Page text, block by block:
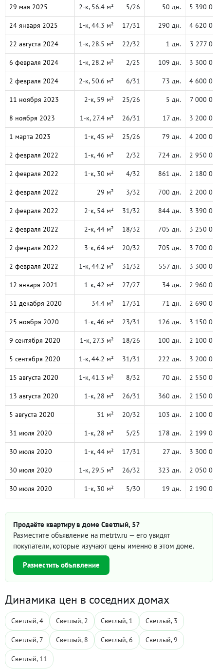
29 мая 2025 2-к, 56.4 м² 5/26 50 дн. 5 390
24 января 2025 1-к, 44.3 м² 17/31 290 дн. 4 620
22 августа 2024 1-к, 28.5 м² 22/32 1 дн. 3 277
6 февраля 2024 1-к, 28.2 м² 2/25 109 дн. 3 300
2 февраля 2024 2-к, 50.6 м² 6/31 73 дн. 4 600
11 ноября 2023 2-к, 59 м² 25/26 5 дн. 7 000
8 ноября 2023 1-к, 27.4 м² 26/31 17 дн. 3 200
1 марта 2023 1-к, 45 м² 25/26 79 дн. 4 200
2 февраля 2022 1-к, 46 м² 2/32 724 дн. 2 950
2 февраля 2022 1-к, 30 м² 4/32 861 дн. 2 180
2 февраля 2022 29 м² 3/32 700 дн. 2 200
2 февраля 2022 2-к, 54 м² 31/32 844 дн. 3 390
2 февраля 2022 2-к, 44 м² 18/32 705 дн. 3 250
2 февраля 2022 3-к, 64 м² 20/32 705 дн. 3 700
2 февраля 2022 1-к, 44.2 м² 31/32 557 дн. 3 300
12 января 2021 1-к, 42 м² 27/27 34 дн. 2 960
31 декабря 2020 34.4 м² 17/31 71 дн. 2 690
25 ноября 2020 1-к, 46 м² 23/31 126 дн. 3 150
9 сентября 2020 1-к, 27.3 м² 18/26 100 дн. 2 100
5 сентября 2020 1-к, 44.2 м² 31/31 222 дн. 3 200
15 августа 2020 1-к, 41.3 м² 8/32 70 дн. 2 550
13 августа 2020 1-к, 28 м² 26/31 360 дн. 2 150
5 августа 2020 31 м² 20/32 103 дн. 2 100
31 июля 2020 1-к, 28 м² 5/25 178 дн. 2 199
30 июля 2020 1-к, 44 м² 17/31 27 дн. 3 300
30 июля 2020 1-к, 29.5 м² 26/32 323 дн. 2 050
30 июля 2020 1-к, 30 м² 5/30 19 дн. 2 190
Продаёте квартиру в доме Светлый, 5?
Разместите объявление на metrtv.ru — его увидят
покупатели, которые изучают цены именно в этом доме.
Разместить объявление
Динамика цен в соседних домах
Светлый, 4 Светлый, 2 Светлый, 1 Светлый, 3
Светлый, 7 Светлый, 8 Светлый, 6 Светлый, 9
Светлый, 11